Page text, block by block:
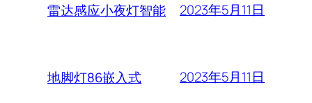
雷达感应小夜灯智能 2023年5月11日
地脚灯86嵌入式 2023年5月11日